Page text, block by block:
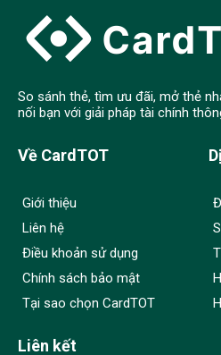
So sánh thẻ, tìm ưu đãi, mở thẻ
nối bạn với giải pháp tài chính
Về CardTOT
Giới thiệu
Liên hệ
Điều khoản sử dụng
Chính sách bảo mật
Tại sao chọn CardTOT
Liên kết